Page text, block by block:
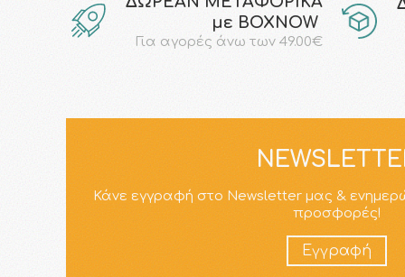
με ΒΟΧΝΟW
Για αγορές άνω των 49.00€
Κάνε εγγραφή στο Newsletter μας &
προσφορές!
Εγγραφή